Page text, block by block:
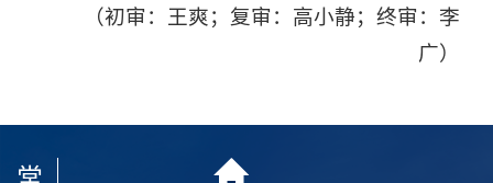
（初审：王爽；复审：高小静；终审：李
广）